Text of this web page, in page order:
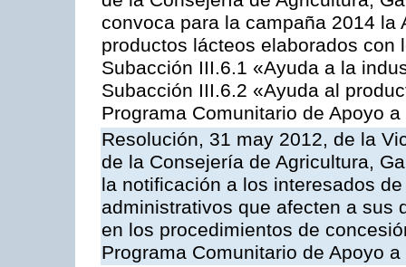
convoca para la campaña 2014
productos lácteos elaborados
Subacción III.6.1 «Ayuda a la
Subacción III.6.2 «Ayuda al
Programa Comunitario de Apoyo
Resolución, 31 may 2012, de la
de la Consejería de Agricultura,
la notificación a los interesados
administrativos que afecten a sus
en los procedimientos de
Programa Comunitario de Apoyo